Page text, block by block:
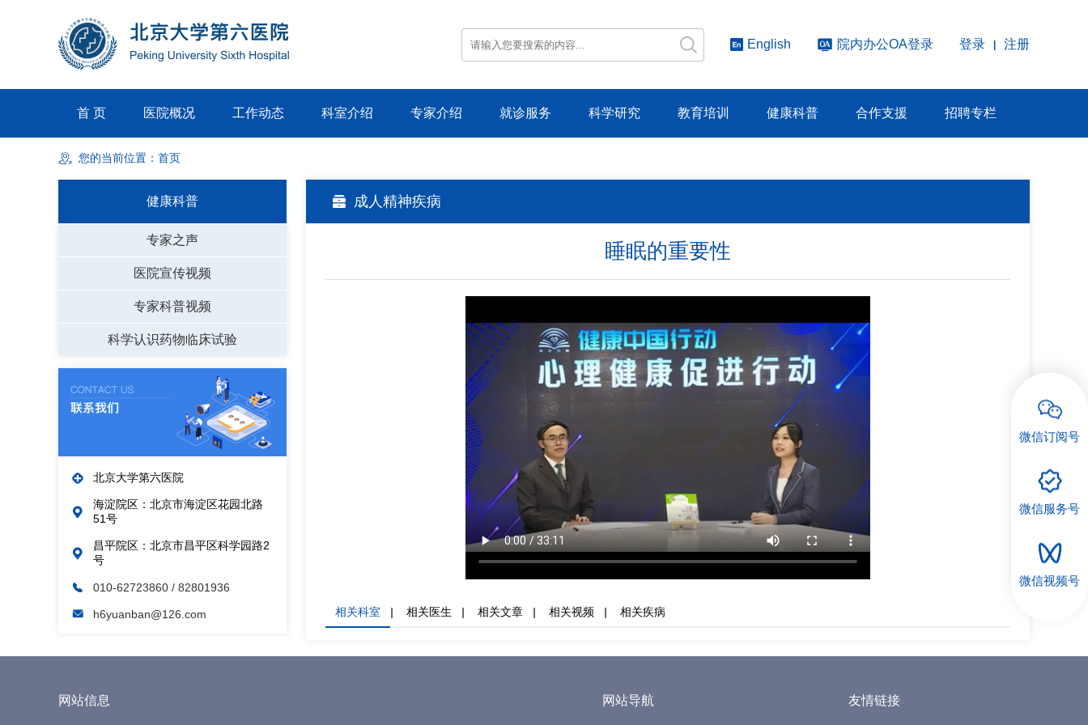
English 院内办公OA登录 登录 注册
首 页 医院概况 工作动态 科室介绍 专家介绍 就诊服务 科学研究 教育培训 健康科普 合作支援 招聘专栏
您的当前位置： 首页
健康科普
专家之声
医院宣传视频
专家科普视频
科学认识药物临床试验
北京大学第六医院
海淀院区：北京市海淀区花园北路
51号
昌平院区：北京市昌平区科学园路2
号
010-62723860 / 82801936
h6yuanban@126.com
成人精神疾病
睡眠的重要性
相关科室 | 相关医生 | 相关文章 | 相关视频 | 相关疾病
网站信息 网站导航 友情链接
微信订阅号
微信服务号
微信视频号